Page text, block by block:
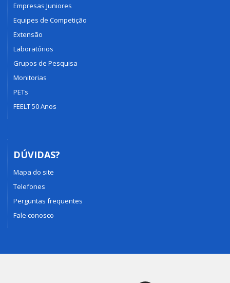
Empresas Juniores
Equipes de Competição
Extensão
Laboratórios
Grupos de Pesquisa
Monitorias
PETs
FEELT 50 Anos
DÚVIDAS?
Mapa do site
Telefones
Perguntas frequentes
Fale conosco